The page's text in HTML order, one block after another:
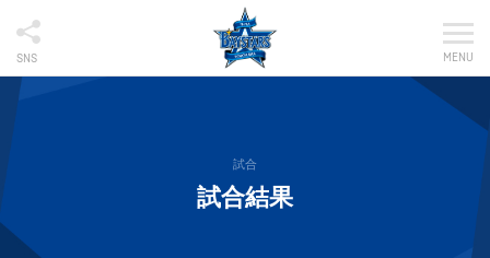
SNS MENU
試合
試合結果